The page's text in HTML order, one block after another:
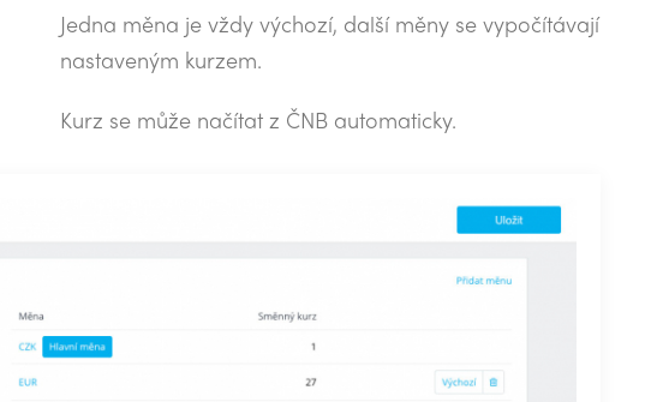
Jedna měna je vždy výchozí, další měny se vypočítávají
nastaveným kurzem.
Kurz se může načítat z ČNB automaticky.